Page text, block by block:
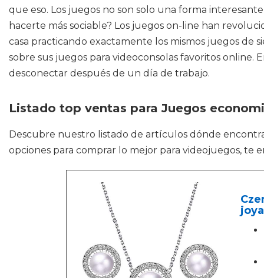
que eso. Los juegos no son solo una forma
hacerte más sociable? Los juegos on-line han
casa practicando exactamente los mismos juegos de
sobre sus juegos para videoconsolas favoritos
desconectar después de un día de trabajo.
Listado top ventas para Juegos
Descubre nuestro listado de artículos dónde
opciones para comprar lo mejor para videojuegos, te